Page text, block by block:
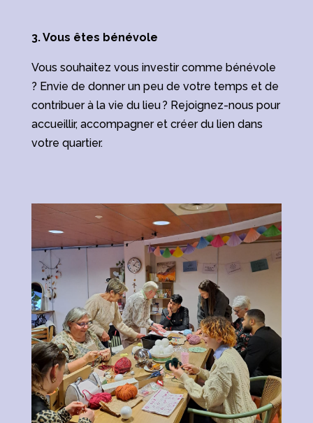
3. Vous êtes bénévole
Vous souhaitez vous investir comme bénévole
? Envie de donner un peu de votre temps et de
contribuer à la vie du lieu ? Rejoignez-nous pour
accueillir, accompagner et créer du lien dans
votre quartier.